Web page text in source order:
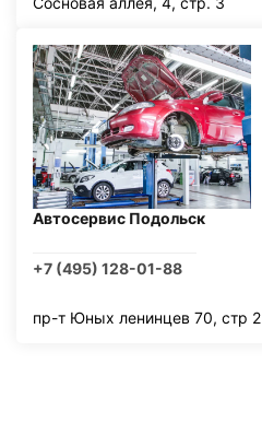
Автосервис Подольск
+7 (495) 128-01-88
пр-т Юных ленинцев 70, стр 2